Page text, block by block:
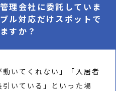
理会社に委託していま
ル対応だけスポットで
すか？
動いてくれない」「入居者
引いている」といった場